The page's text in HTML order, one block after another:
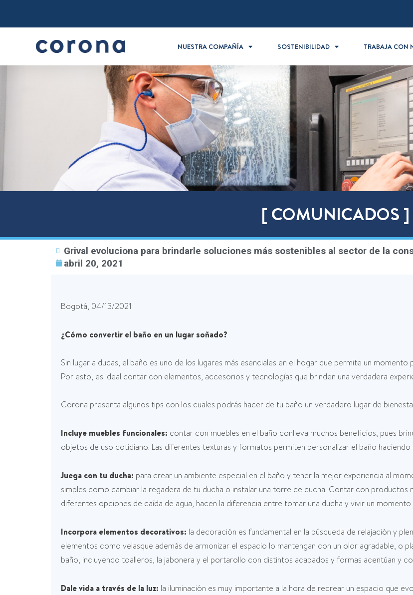
NUESTRA COMPAÑÍA SOSTENIBILIDAD TRABAJA CON
[ COMUNICADOS ]
Grival evoluciona para brindarle soluciones más sostenibles al sector de la
abril 20, 2021
Bogotá, 04/13/2021
¿Cómo convertir el baño en un lugar soñado?
Sin lugar a dudas, el baño es uno de los lugares más esenciales en el hogar que permite un
Por esto, es ideal contar con elementos, accesorios y tecnologías que brinden una verdadera
Corona presenta algunos tips con los cuales podrás hacer de tu baño un verdadero lugar de
Incluye muebles funcionales: contar con muebles en el baño conlleva muchos beneficios, pues
objetos de uso cotidiano. Las diferentes texturas y formatos permiten personalizar el baño
Juega con tu ducha: para crear un ambiente especial en el baño y tener la mejor experiencia al
simples como cambiar la regadera de tu ducha o instalar una torre de ducha. Contar con
diferentes opciones de caída de agua, hacen la diferencia entre tomar una ducha y vivir un
Incorpora elementos decorativos: la decoración es fundamental en la búsqueda de relajación y
elementos como velasque además de armonizar el espacio lo mantengan con un olor agradable, o
baño, incluyendo toalleros, la jabonera y el portarollo con distintos acabados y formas acentúan y
Dale vida a través de la luz: la iluminación es muy importante a la hora de recrear un espacio que